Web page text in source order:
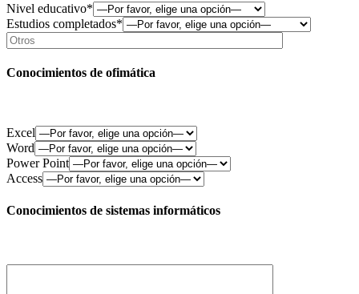
Nivel educativo*
Estudios completados*
Conocimientos de ofimática
Excel
Word
Power Point
Access
Conocimientos de sistemas informáticos